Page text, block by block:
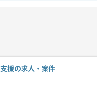
ンテグレーション事業、有
いる企業でございます。
域向け開発支援案件に携わっ
援の求人・案件